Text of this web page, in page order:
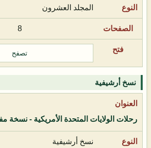
المجلد العشرون
8
تصفح
نسخ أرشيفية
رحلات الولايات المتحدة الأمريكية - نسخة
نسخ أرشيفية